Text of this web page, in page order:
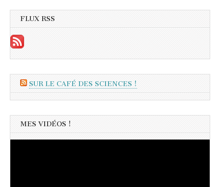
FLUX RSS
SUR LE CAFÉ DES SCIENCES !
MES VIDÉOS !